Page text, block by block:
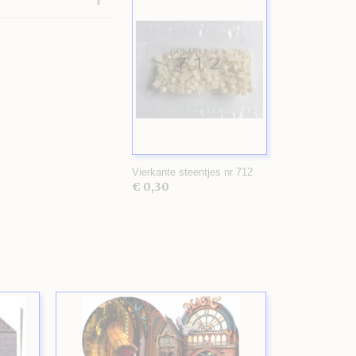
Vierkante steentjes nr 712
€ 0,30